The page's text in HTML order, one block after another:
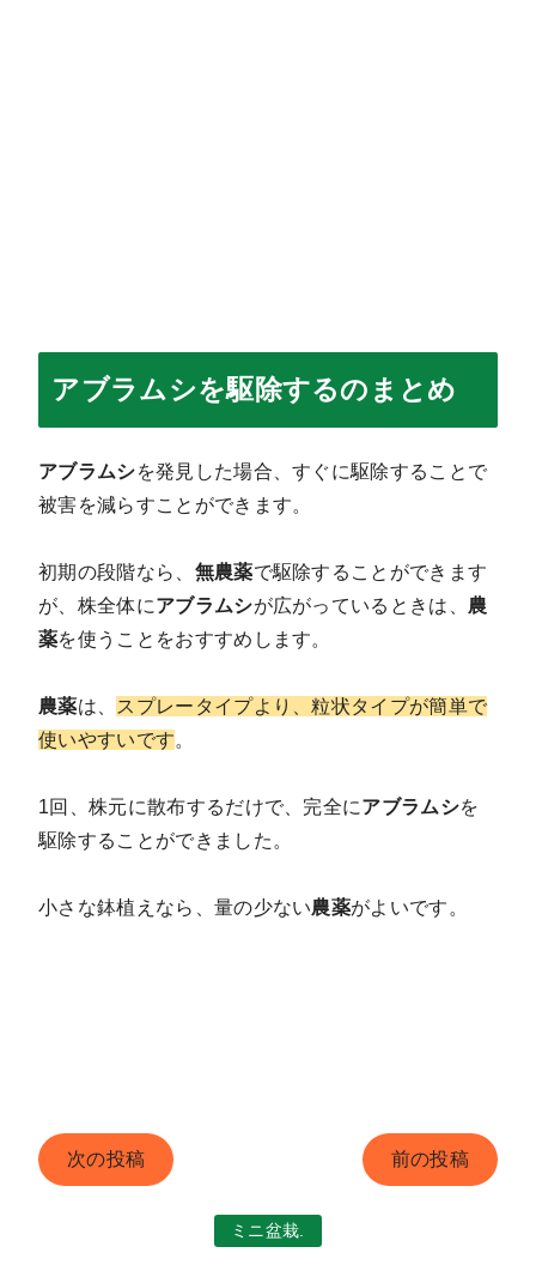
アブラムシを駆除するのまとめ
アブラムシを発見した場合、すぐに駆除することで
被害を減らすことができます。
初期の段階なら、 無農薬で駆除することができます
が、株全体にアブラムシが広がっているときは、 農
薬を使うことをおすすめします。
農薬は、
スプレータイプより、粒状タイプが簡単で
使いやすいです。
1回、株元に散布するだけで、完全にアブラムシを
駆除することができました。
小さな鉢植えなら、量の少ない農薬がよいです。
次の投稿 前の投稿
ミニ盆栽.